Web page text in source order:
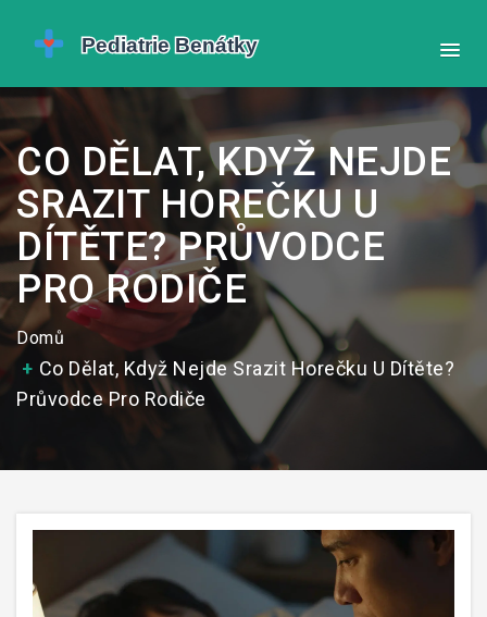
CO DĚLAT, KDYŽ NEJDE
SRAZIT HOREČKU U
DÍTĚTE? PRŮVODCE
PRO RODIČE
Domů
Co Dělat, Když Nejde Srazit Horečku U Dítěte?
Průvodce Pro Rodiče